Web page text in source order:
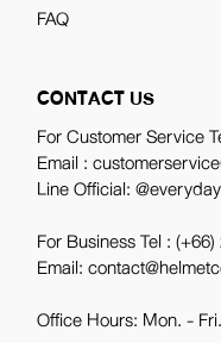
FAQ
CONTACT US
For Customer Service
Email :
Line Official:
For Business Tel :
Email:
Office Hours: Mon. -